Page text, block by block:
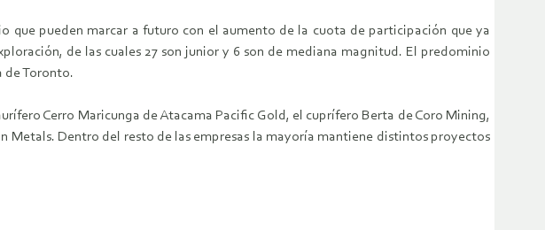
pueden marcar a futuro con el aumento de la cuota de participación que ya
de las cuales 27 son junior y 6 son de mediana magnitud. El predominio
de Toronto.
Cerro Maricunga de Atacama Pacific Gold, el cuprífero Berta de Coro Mining,
Metals. Dentro del resto de las empresas la mayoría mantiene distintos proyectos